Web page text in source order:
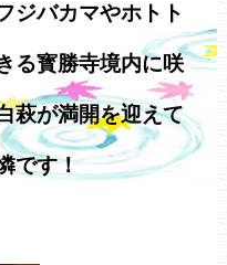
ジバカマやホトト
る寳勝寺境内に咲
萩が満開を迎えて
です！